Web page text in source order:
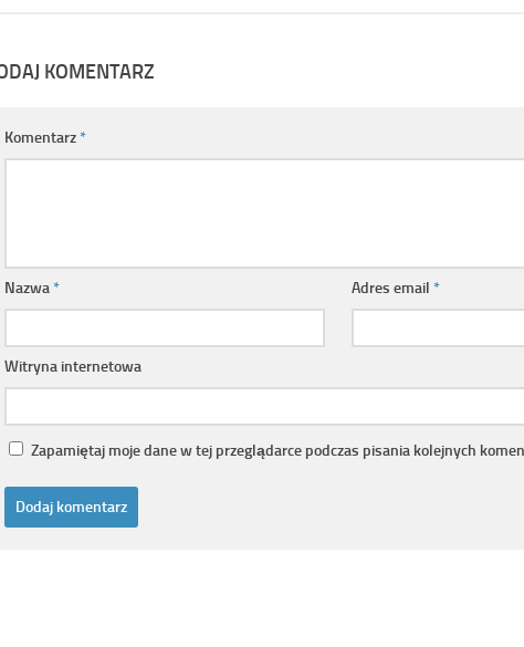
KOMENTARZ
Komentarz*
Nazwa* Adres email*
Witryna internetowa
Zapamiętaj moje dane w tej przeglądarce podczas pisania kolejnych